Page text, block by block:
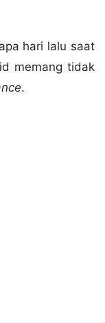
hari lalu saat
memang tidak
.